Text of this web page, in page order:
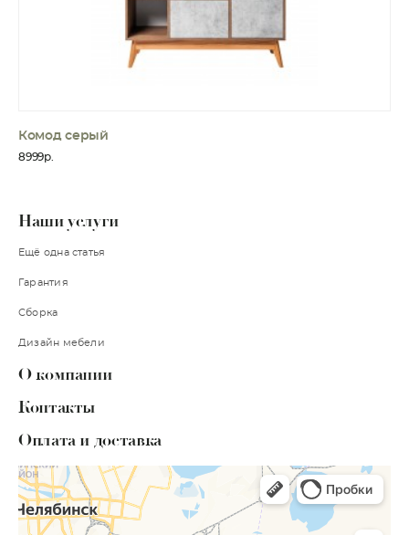
Комод серый
8999р.
Наши услуги
Ещё одна статья
Гарантия
Сборка
Дизайн мебели
О компании
Контакты
Оплата и доставка